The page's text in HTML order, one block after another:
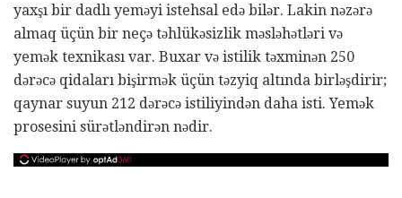
yaxşı bir dadlı yeməyi istehsal edə bilər. Lakin nəzərə
almaq üçün bir neçə təhlükəsizlik məsləhətləri və
yemək texnikası var. Buxar və istilik təxminən 250
dərəcə qidaları bişirmək üçün təzyiq altında birləşdirir;
qaynar suyun 212 dərəcə istiliyindən daha isti. Yemək
prosesini sürətləndirən nədir.